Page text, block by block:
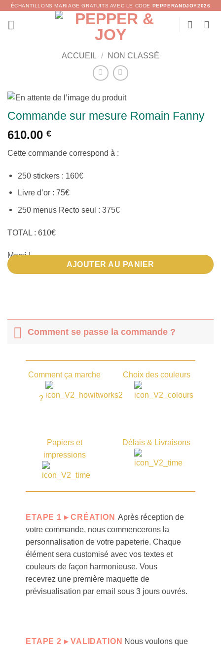
Passer
contenu
ÉCHANTILLONS MARIAGE GRATUITS AVEC LE CODE PEPPERANDJOY2026
ACCUEIL / NON CLASSÉ
Commande sur mesure Romain Fanny
610.00 €
Cette commande correspond à :
250 stickers : 160€
Livre d’or : 75€
250 menus Recto seul : 375€
TOTAL : 610€
Merci !
AJOUTER AU PANIER
Comment se passe la commande ?
Comment ça marche
?
Choix des couleurs
Papiers et
impressions
Délais & Livraisons
ETAPE 1 ▸ CRÉATION Après réception de
votre commande, nous commencerons la
personnalisation de votre papeterie. Chaque
élément sera customisé avec vos textes et
couleurs de façon harmonieuse. Vous
recevrez une première maquette de
prévisualisation par email sous 3 jours ouvrés.
ETAPE 2 ▸ VALIDATION Nous voulons que